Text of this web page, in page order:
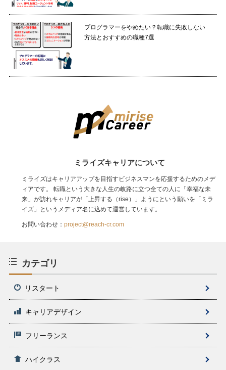
プログラマーをやめたい？転職に失敗しない
方法とおすすめの職種7選
ミライズキャリアについて
ミライズはキャリアアップを目指すビジネスマンを応援するためのメデ
ィアです。 転職という大きな人生の岐路に立つ全ての人に「幸福な未
来」が訪れキャリアが「上昇する（rise）」ようにという願いを「ミラ
イズ」というメディア名に込めて運営しています。
お問い合わせ： project@reach-cr.com
カテゴリ
リスタート
キャリアデザイン
フリーランス
ハイクラス